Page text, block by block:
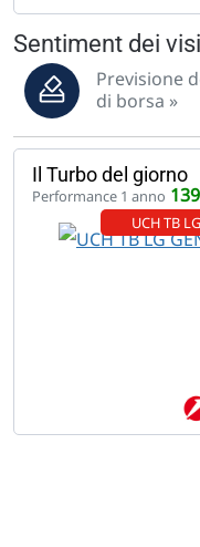
Sentiment dei
Previsione
di borsa »
Il Turbo del giorno
Performance 1 anno
UCH TB